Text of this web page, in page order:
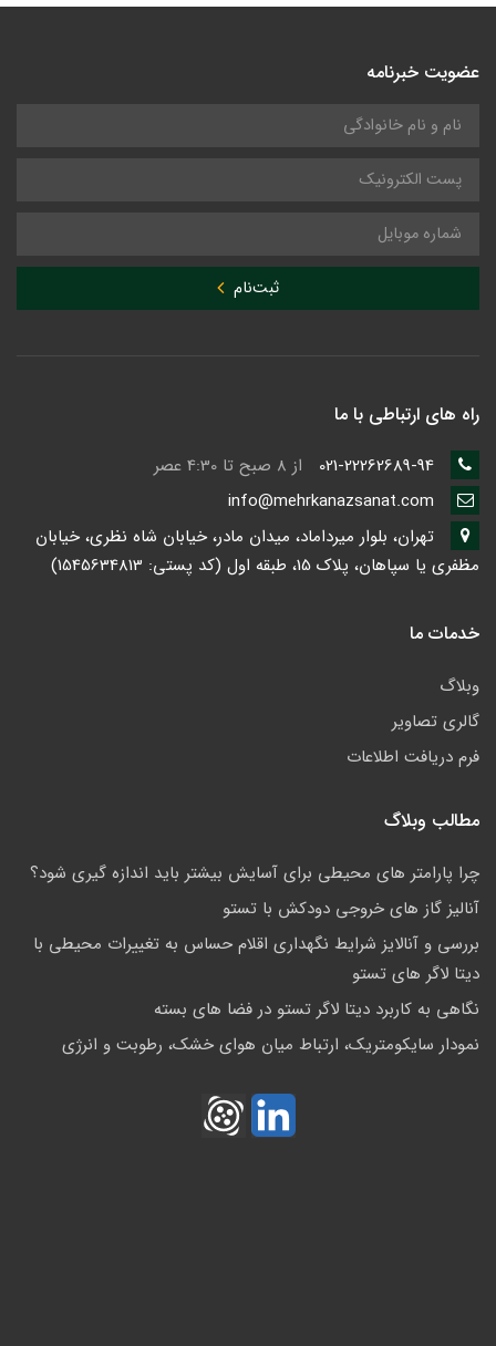
عضویت خبرنامه
ثبت‌نام
راه های ارتباطی با ما
از 8 صبح تا 4:30 عصر
تهران، بلوار میرداماد، میدان مادر، خیابان شاه نظری، خیابان
مظفری یا سپاهان، پلاک 15، طبقه اول (کد پستی: 1545634813)
خدمات ما
وبلاگ
گالری تصاویر
فرم دریافت اطلاعات
مطالب وبلاگ
چرا پارامتر های محیطی برای آسایش بیشتر باید اندازه گیری شود؟
آنالیز گاز های خروجی دودکش با تستو
بررسی و آنالایز شرایط نگهداری اقلام حساس به تغییرات محیطی با
دیتا لاگر های تستو
نگاهی به کاربرد دیتا لاگر تستو در فضا های بسته
نمودار سایکومتریک، ارتباط میان هوای خشک، رطوبت و انرژی